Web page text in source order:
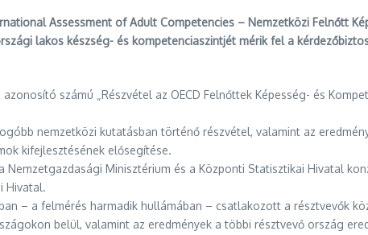
Assessment of Adult Competencies – Nemzetközi Felnőtt
lakos készség- és kompetenciaszintjét mérik fel a
számú „Részvétel az OECD Felnőttek Képesség- és
nemzetközi kutatásban történő részvétel, valamint az
kifejlesztésének elősegítése.
Nemzetgazdasági Minisztérium és a Központi Statisztikai Hivatal
Hivatal.
– a felmérés harmadik hullámában – csatlakozott a résztvevők
belül, valamint az eredmények a többi résztvevő ország